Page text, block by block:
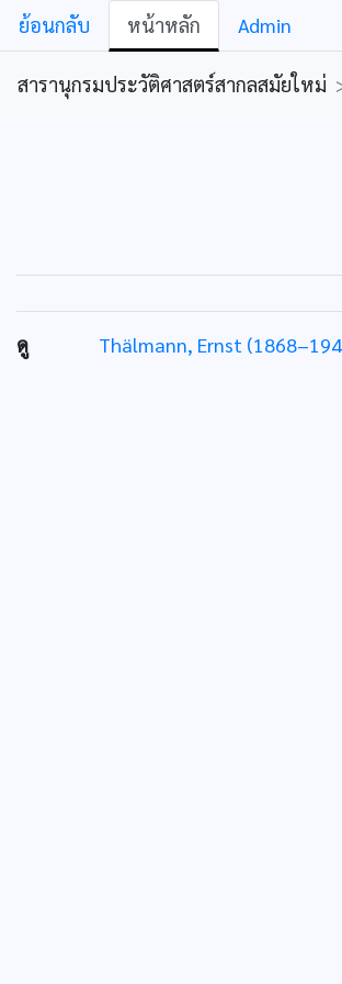
ย้อนกลับ หน้าหลัก Admin
สารานุกรมประวัติศาสตร์สากลสมัยใหม่
ดู Thälmann, Ernst